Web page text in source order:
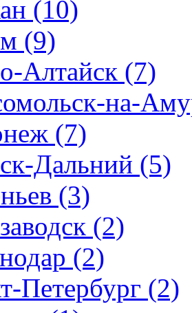
(10)
(9)
Алтайск (7)
на-
(7)
Дальний (5)
(3)
(2)
(2)
Петербург (2)